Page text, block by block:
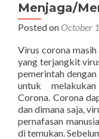
Menjaga/
Posted on October
Virus corona
yang terjangkit
pemerintah
untuk
Corona. Corona
dan dimana saja,
pernafasan
di temukan.